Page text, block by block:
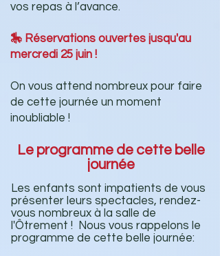
vos repas à l’avance.
🎠 Réservations ouvertes jusqu'au
mercredi 25 juin !
On vous attend nombreux pour faire
de cette journée un moment
inoubliable !
Le programme de cette belle
journée
Les enfants sont impatients de vous
présenter leurs spectacles, rendez-
vous nombreux à la salle de
l'Ôtrement ! Nous vous rappelons le
programme de cette belle journée: